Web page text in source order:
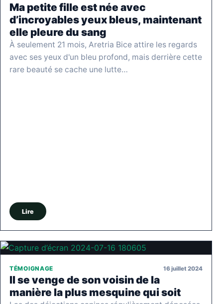
Ma petite fille est née avec
d’incroyables yeux bleus, maintenant
elle pleure du sang
À seulement 21 mois, Aretria Bice attire les regards
avec ses yeux d'un bleu profond, mais derrière cette
rare beauté se cache une lutte…
Lire
TÉMOIGNAGE 16 juillet 2024
Il se venge de son voisin de la
manière la plus mesquine qui soit